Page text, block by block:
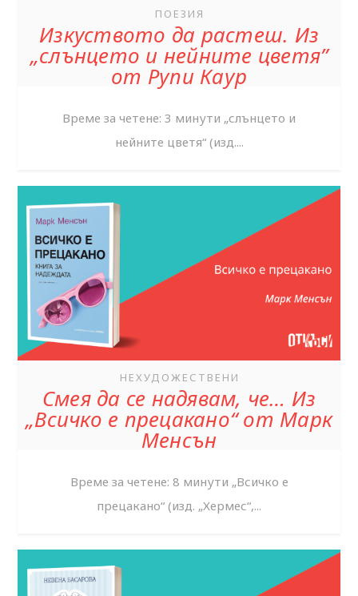
ПОЕЗИЯ
Изкуството да растеш. Из
„слънцето и нейните цветя”
от Рупи Каур
Време за четене: 3 минути „слънцето и
нейните цветя“ (изд....
НЕХУДОЖЕСТВЕНИ
Смея да се надявам, че… Из
„Всичко е прецакано“ от Марк
Менсън
Време за четене: 8 минути „Всичко е
прецакано“ (изд. „Хермес“,...